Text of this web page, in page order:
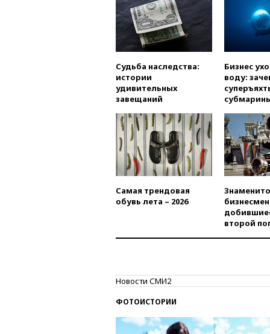
Судьба наследства:
истории
удивительных
завещаний
Бизнес
воду:
Самая трендовая
обувь лета – 2026
второй
Новости СМИ2
ФОТОИСТОРИИ